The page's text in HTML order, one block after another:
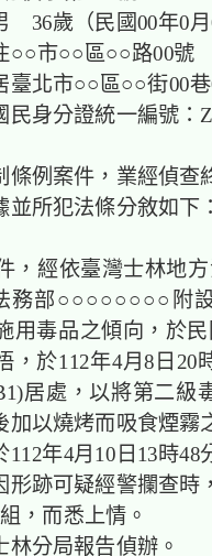
36歲（民國00年0月
路00號
街00巷00
號：
條例案件，業經偵查
並所犯法條分敘如下
，經依臺灣士林地
務部○○○○○○○○附
用毒品之傾向，於民
，於112年4月8日20
居處，以將第二級
加以燒烤而吸食煙霧
年4月10日13時48
形跡可疑經警攔查時
，而悉上情。
分局報告偵辦。